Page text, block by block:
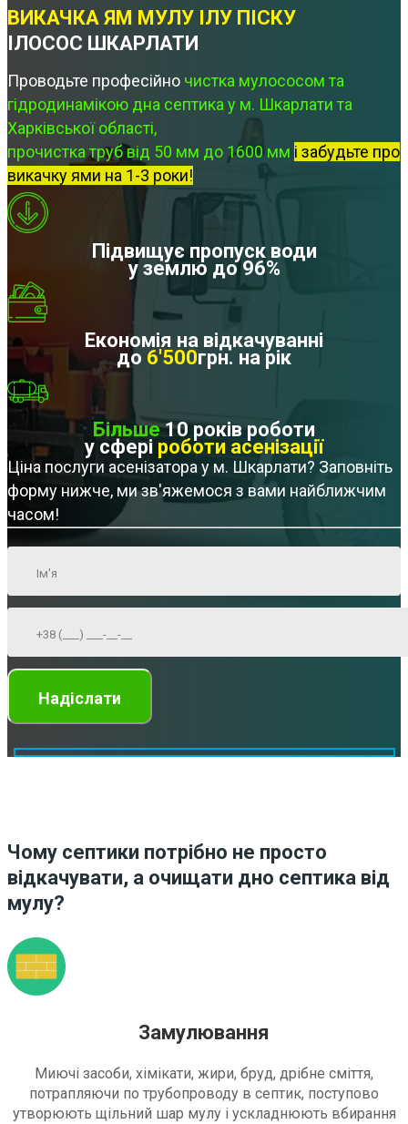
ВИКАЧКА ЯМ МУЛУ ІЛУ ПІСКУ
ІЛОСОС ШКАРЛАТИ
Проводьте професійно чистка мулососом та
гідродинамікою дна септика у м. Шкарлати та
Харківської області,
прочистка труб від 50 мм до 1600 мм і забудьте про
викачку ями на 1-3 роки!
Підвищує пропуск води
у землю до 96%
Економія на відкачуванні
до 6'500грн. на рік
Більше10 років роботи
у сфері роботи асенізації
Ціна послуги асенізатора у м. Шкарлати? Заповніть
форму нижче, ми зв'яжемося з вами найближчим
часом!
Чому септики потрібно не просто
відкачувати, а очищати дно септика від
мулу?
Замулювання
Миючі засоби, хімікати, жири, бруд, дрібне сміття,
потрапляючи по трубопроводу в септик, поступово
утворюють щільний шар мулу і ускладнюють вбирання